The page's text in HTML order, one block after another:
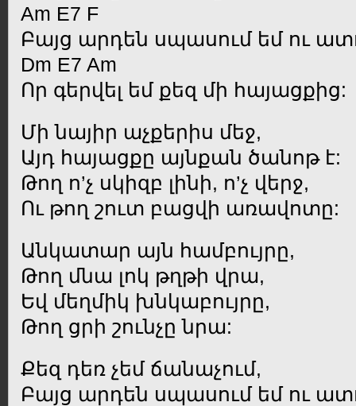
Am E7 F
Բայց արդեն սպասում եմ ու
Dm E7 Am
Որ գերվել եմ քեզ մի հայացքից:
Մի նայիր աչքերիս մեջ,
Այդ հայացքը այնքան ծանոթ է:
Թող ո’չ սկիզբ լինի, ո’չ վերջ,
Ու թող շուտ բացվի առավոտը:
Անկատար այն համբույրը,
Թող մնա լոկ թղթի վրա,
Եվ մեղմիկ խնկաբույրը,
Թող ցրի շունչը նրա:
Քեզ դեռ չեմ ճանաչում,
Բայց արդեն սպասում եմ ու